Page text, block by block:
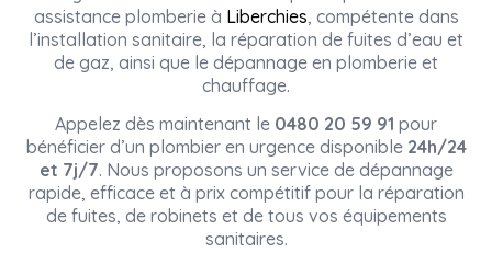
assistance plomberie à Liberchies, compétente dans
l’installation sanitaire, la réparation de fuites d’eau et
de gaz, ainsi que le dépannage en plomberie et
chauffage.
Appelez dès maintenant le 0480 20 59 91 pour
bénéficier d’un plombier en urgence disponible 24h/24
et 7j/7. Nous proposons un service de dépannage
rapide, efficace et à prix compétitif pour la réparation
de fuites, de robinets et de tous vos équipements
sanitaires.